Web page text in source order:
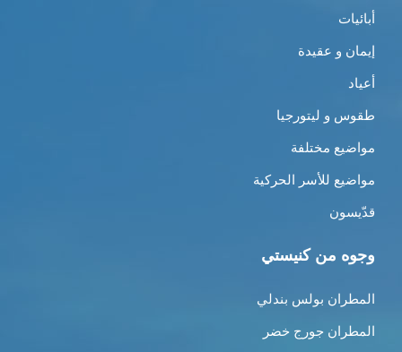
أبائيات
إيمان و عقيدة
أعياد
طقوس و ليتورجيا
مواضيع مختلفة
مواضيع للأسر الحركية
قدّيسون
وجوه من كنيستي
المطران بولس بندلي
المطران جورج خضر